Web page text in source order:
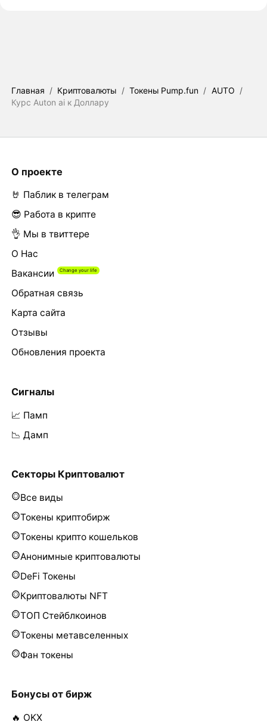
Главная / Криптовалюты / Токены Pump.fun / AUTO /
Курс Auton ai к Доллару
О проекте
🤘 Паблик в телеграм
😎 Работа в крипте
👌 Мы в твиттере
О Нас
Вакансии
Обратная связь
Карта сайта
Отзывы
Обновления проекта
Сигналы
📈 Памп
📉 Дамп
Секторы Криптовалют
Все виды
Токены криптобирж
Токены крипто кошельков
Анонимные криптовалюты
DeFi Токены
Криптовалюты NFT
ТОП Стейблкоинов
Токены метавселенных
Фан токены
Бонусы от бирж
🔥 OKX